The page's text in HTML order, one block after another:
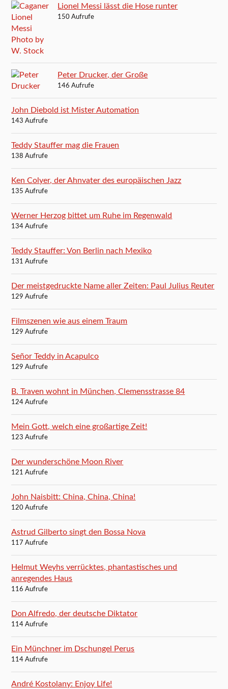
Lionel Messi lässt die Hose runter
150 Aufrufe
Peter Drucker, der Große
146 Aufrufe
John Diebold ist Mister Automation
143 Aufrufe
Teddy Stauffer mag die Frauen
138 Aufrufe
Ken Colyer, der Ahnvater des europäischen Jazz
135 Aufrufe
Werner Herzog bittet um Ruhe im Regenwald
134 Aufrufe
Teddy Stauffer: Von Berlin nach Mexiko
131 Aufrufe
Der meistgedruckte Name aller Zeiten: Paul Julius Reuter
129 Aufrufe
Filmszenen wie aus einem Traum
129 Aufrufe
Señor Teddy in Acapulco
129 Aufrufe
B. Traven wohnt in München, Clemensstrasse 84
124 Aufrufe
Mein Gott, welch eine großartige Zeit!
123 Aufrufe
Der wunderschöne Moon River
121 Aufrufe
John Naisbitt: China, China, China!
120 Aufrufe
Astrud Gilberto singt den Bossa Nova
117 Aufrufe
Helmut Weyhs verrücktes, phantastisches und
anregendes Haus
116 Aufrufe
Don Alfredo, der deutsche Diktator
114 Aufrufe
Ein Münchner im Dschungel Perus
114 Aufrufe
André Kostolany: Enjoy Life!